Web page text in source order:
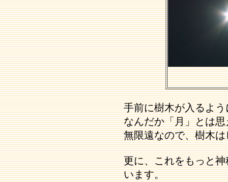
手前に樹木が入るよ
なんだか「月」とは
無限遠なので、樹木
更に、これをもっと
います。